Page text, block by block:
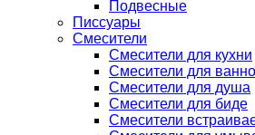
Подвесные
Писсуары
Смесители
Смесители для кухни
Смесители для
Смесители для душа
Смесители для биде
Смесители